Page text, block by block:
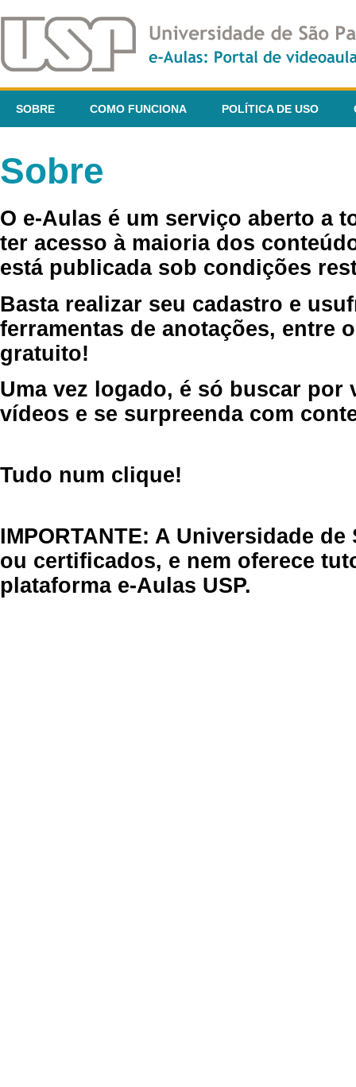
SOBRE COMO FUNCIONA POLÍTICA DE USO
Sobre
O e-Aulas é um serviço aberto a
ter acesso à maioria dos
está publicada sob condições
Basta realizar seu cadastro e
ferramentas de anotações, entre
gratuito!
Uma vez logado, é só buscar por
vídeos e se surpreenda com
Tudo num clique!
IMPORTANTE: A Universidade
ou certificados, e nem oferece
plataforma e-Aulas USP.